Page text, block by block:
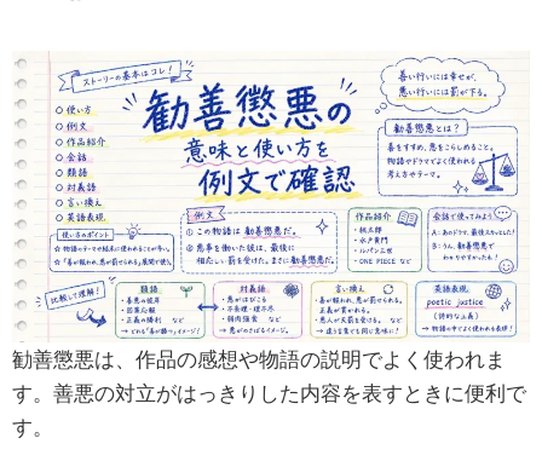
勧善懲悪は、作品の感想や物語の説明でよく使われま
す。善悪の対立がはっきりした内容を表すときに便利で
す。